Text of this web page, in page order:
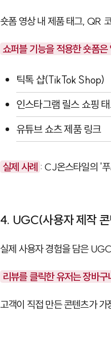
숏폼 영상 내 제품 태그, QR
쇼퍼블 기능을 적용한 숏폼
틱톡 샵(TikTok Shop)
인스타그램 릴스 쇼핑
유튜브 쇼츠 제품 링크
실제 사례 : CJ온스타일의 '
4. UGC(사용자 제작
실제 사용자 경험을 담은
리뷰를 클릭한 유저는 장바
고객이 직접 만든 콘텐츠가 가